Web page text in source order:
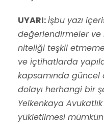
UYARI:İşbu yazı
değerlendirmeler
niteliği teşkil
ve içtihatlarda
kapsamında
dolayı herhangi bir
Yelkenkaya
yükletilmesi